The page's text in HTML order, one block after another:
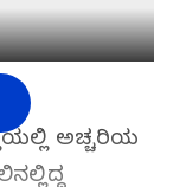
ಅಚ್ಚರಿಯ